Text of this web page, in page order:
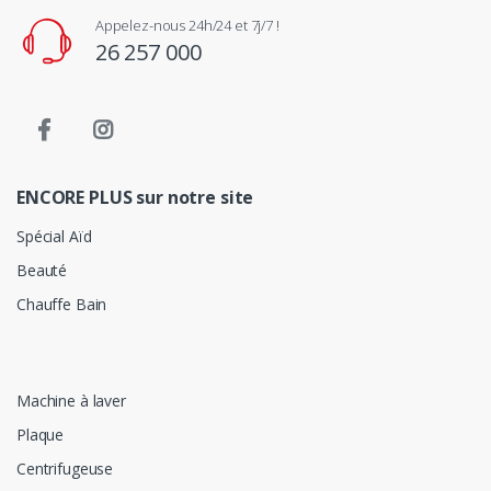
Appelez-nous 24h/24 et 7j/7 !
26 257 000
ENCORE PLUS sur notre site
Spécial Aïd
Beauté
Chauffe Bain
Machine à laver
Plaque
Centrifugeuse